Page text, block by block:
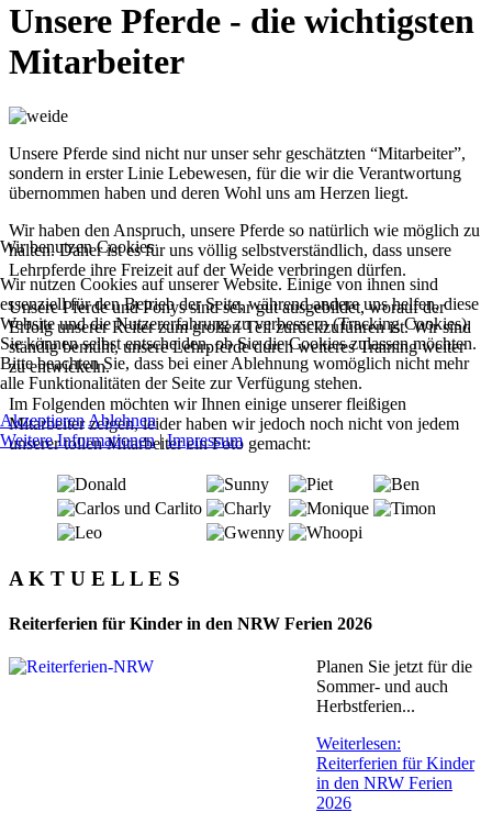
Unsere Pferde - die wichtigsten
Mitarbeiter
Unsere Pferde sind nicht nur unser sehr geschätzten “Mitarbeiter”,
sondern in erster Linie Lebewesen, für die wir die Verantwortung
übernommen haben und deren Wohl uns am Herzen liegt.
Wir haben den Anspruch, unsere Pferde so natürlich wie möglich zu
halten. Daher ist es für uns völlig selbstverständlich, dass unsere
Lehrpferde ihre Freizeit auf der Weide verbringen dürfen.
Unsere Pferde und Ponys sind sehr gut ausgebildet, worauf der
Erfolg unserer Reiter zum großen Teil zurückzuführen ist. Wir sind
ständig bemüht, unsere Lehrpferde durch weiteres Training weiter
zu entwickeln.
Im Folgenden möchten wir Ihnen einige unserer fleißigen
Mitarbeiter zeigen, leider haben wir jedoch noch nicht von jedem
unserer tollen Mitarbeiter ein Foto gemacht:
A K T U E L L E S
Reiterferien für Kinder in den NRW Ferien 2026
Planen Sie jetzt für die
Sommer- und auch
Herbstferien...
Weiterlesen:
Reiterferien für Kinder
in den NRW Ferien
2026
Wir benutzen Cookies
Wir nutzen Cookies auf unserer Website. Einige von ihnen sind
essenziell für den Betrieb der Seite, während andere uns helfen, diese
Website und die Nutzererfahrung zu verbessern (Tracking Cookies).
Sie können selbst entscheiden, ob Sie die Cookies zulassen möchten.
Bitte beachten Sie, dass bei einer Ablehnung womöglich nicht mehr
alle Funktionalitäten der Seite zur Verfügung stehen.
Akzeptieren Ablehnen
Weitere Informationen|Impressum